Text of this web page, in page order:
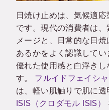
日焼け止めは、気候適
です。現代の消費者は
メージと、日常的な日
あるかをよく認識してい
優れた使用感と白浮きし
す。
フルイドフェイシ
は、軽い肌触りで肌に透
ISIS（クロダモル ISIS）